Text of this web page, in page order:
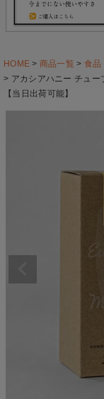
HOME 商品一覧 食品
アカシアハニー チュ
【当日出荷可能】